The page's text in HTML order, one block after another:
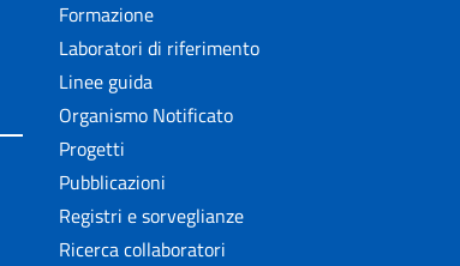
Formazione
Laboratori di riferimento
Linee guida
Organismo Notificato
Progetti
Pubblicazioni
Registri e sorveglianze
Ricerca collaboratori